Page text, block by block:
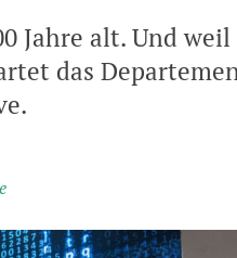
Jahre alt. Und
das